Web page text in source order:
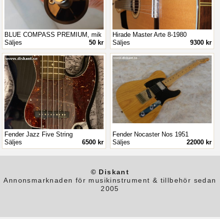
BLUE COMPASS PREMIUM, mik
50 kr
Säljes
Hirade Master Arte 8-1980
9300 kr
Säljes
Fender Jazz Five String
6500 kr
Säljes
Fender Nocaster Nos 1951
22000 kr
Säljes
© Diskant
Annonsmarknaden för musikinstrument & tillbehör sedan
2005